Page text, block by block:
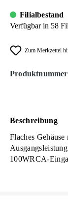
Filialbestand
Verfügbar in 58
Zum Merkzettel
Beschreibung
Flaches
100WRCA-